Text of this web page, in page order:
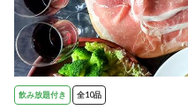
飲み放題付き 全10品